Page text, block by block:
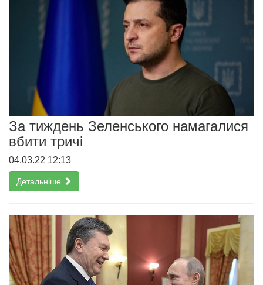
За тиждень Зеленського намагалися
вбити тричі
04.03.22 12:13
Детальніше